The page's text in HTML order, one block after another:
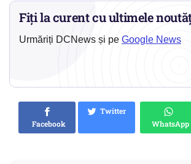
Fiți la curent cu ultimele
Urmăriți DCNews și pe Google News
Facebook
Twitter
WhatsApp